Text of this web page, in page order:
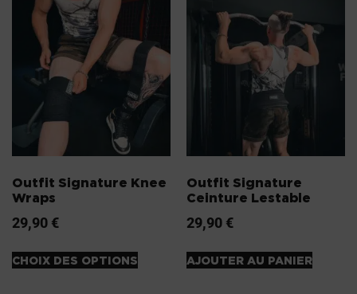
Outfit Signature Knee
Wraps
29,90 €
CHOIX DES OPTIONS
Outfit Signature
Ceinture Lestable
29,90 €
AJOUTER AU PANIER